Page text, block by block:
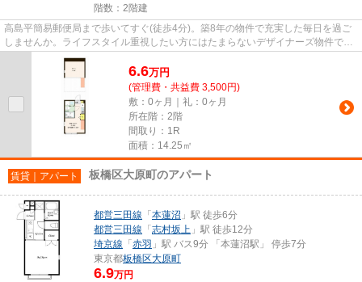
階数：2階建
高島平簡易郵便局まで歩いてすぐ(徒歩4分)。築8年の物件で充実した毎日を過ご
しませんか。ライフスタイル重視したい方にはたまらないデザイナーズ物件で
す。こちらの物件はアパートで...
6.6万円
(管理費・共益費 3,500円)
敷：0ヶ月｜礼：0ヶ月
所在階：2階
間取り：1R
面積：14.25㎡
賃貸｜アパート 板橋区大原町のアパート
都営三田線 「 本蓮沼 」駅 徒歩6分
都営三田線 「 志村坂上 」駅 徒歩12分
埼京線 「 赤羽 」駅 バス9分 「本蓮沼駅」 停歩7分
東京都板橋区大原町
6.9万円